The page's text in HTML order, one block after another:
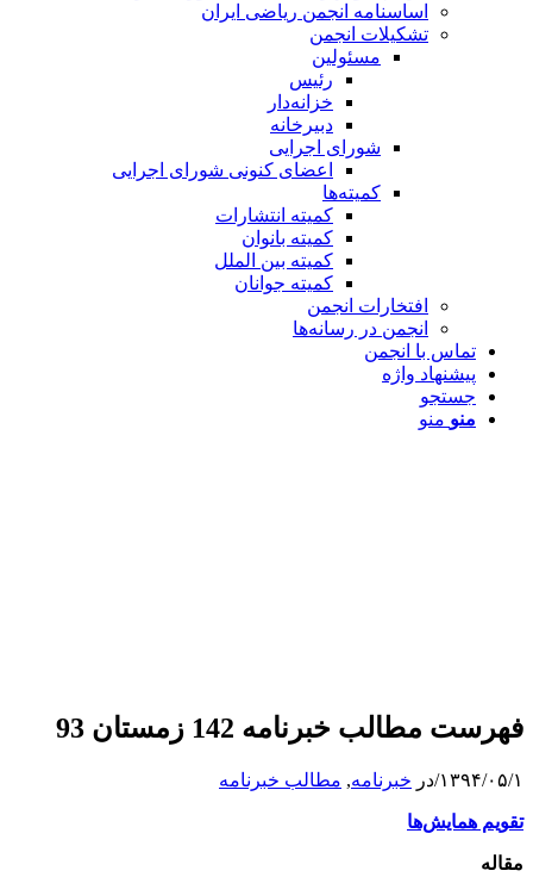
اساسنامه انجمن ریاضی ایران
تشکیلات انجمن
مسئولین
رئیس
خزانه‌دار
دبیرخانه
شورای اجرایی
اعضای کنونی شورای اجرایی
کمیته‌ها
کمیته انتشارات
کمیته بانوان
کمیته بین الملل
کمیته جوانان
افتخارات انجمن
انجمن در رسانه‌ها
تماس با انجمن
پیشنهاد واژه
جستجو
منو منو
فهرست مطالب خبرنامه 142 زمستان 93
۱۳۹۴/۰۵/۱/در خبرنامه, مطالب خبرنامه
تقویم همایش‌ها
مقاله